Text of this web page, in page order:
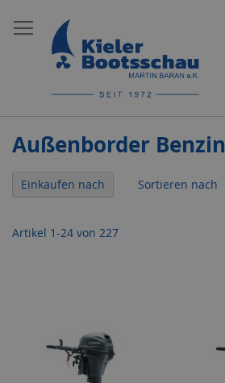
zum
Inhalt
Außenborder Benzin
Artikel 1-24 von 227
Sortieren nach
Einkaufen nach